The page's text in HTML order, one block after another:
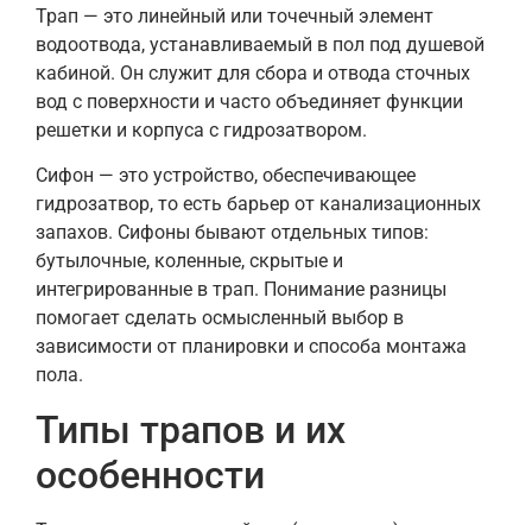
Трап — это линейный или точечный элемент
водоотвода, устанавливаемый в пол под душевой
кабиной. Он служит для сбора и отвода сточных
вод с поверхности и часто объединяет функции
решетки и корпуса с гидрозатвором.
Сифон — это устройство, обеспечивающее
гидрозатвор, то есть барьер от канализационных
запахов. Сифоны бывают отдельных типов:
бутылочные, коленные, скрытые и
интегрированные в трап. Понимание разницы
помогает сделать осмысленный выбор в
зависимости от планировки и способа монтажа
пола.
Типы трапов и их
особенности